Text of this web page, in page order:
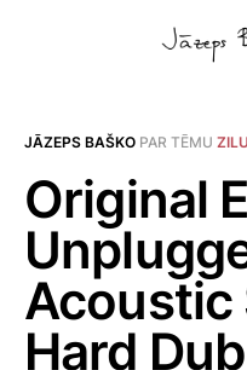
JĀZEPS BAŠKO PAR TĒMU
Original
Acoustic
Hard